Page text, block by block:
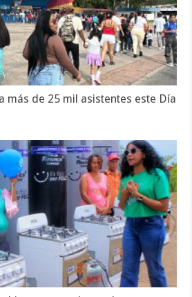
más de 25 mil asistentes este Día